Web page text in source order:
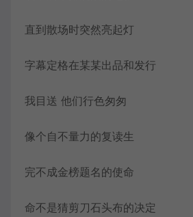
直到散场时突然亮起灯
字幕定格在某某出品和发行
我目送 他们行色匆匆
像个自不量力的复读生
完不成金榜题名的使命
命不是猜剪刀石头布的决定